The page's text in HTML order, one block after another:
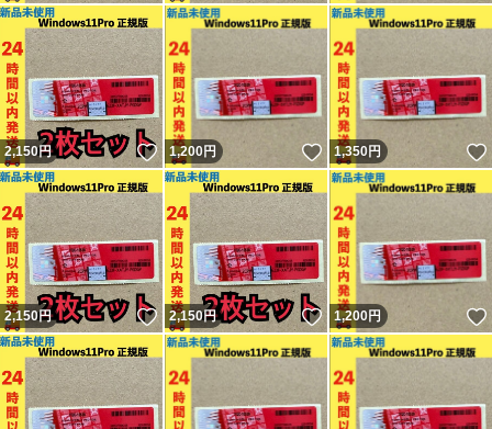
2,150円 いいね！
1,200円 いいね！
1,350円
2,150円 いいね！
2,150円 いいね！
1,200円